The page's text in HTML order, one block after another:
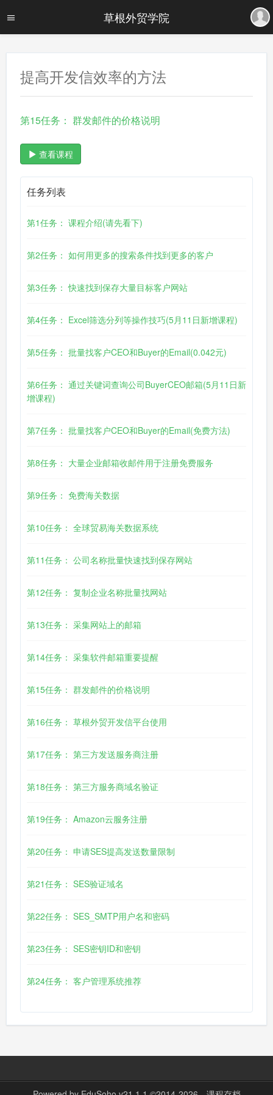
草根外贸学院
提高开发信效率的方法
第15任务： 群发邮件的价格说明
查看课程
任务列表
第1任务： 课程介绍(请先看下)
第2任务： 如何用更多的搜索条件找到更多的客户
第3任务： 快速找到保存大量目标客户网站
第4任务： Excel筛选分列等操作技巧(5月11日新增课程)
第5任务： 批量找客户CEO和Buyer的Email(0.042元)
第6任务： 通过关键词查询公司BuyerCEO邮箱(5月11日新
增课程)
第7任务： 批量找客户CEO和Buyer的Email(免费方法)
第8任务： 大量企业邮箱收邮件用于注册免费服务
第9任务： 免费海关数据
第10任务： 全球贸易海关数据系统
第11任务： 公司名称批量快速找到保存网站
第12任务： 复制企业名称批量找网站
第13任务： 采集网站上的邮箱
第14任务： 采集软件邮箱重要提醒
第15任务： 群发邮件的价格说明
第16任务： 草根外贸开发信平台使用
第17任务： 第三方发送服务商注册
第18任务： 第三方服务商域名验证
第19任务： Amazon云服务注册
第20任务： 申请SES提高发送数量限制
第21任务： SES验证域名
第22任务： SES_SMTP用户名和密码
第23任务： SES密钥ID和密钥
第24任务： 客户管理系统推荐